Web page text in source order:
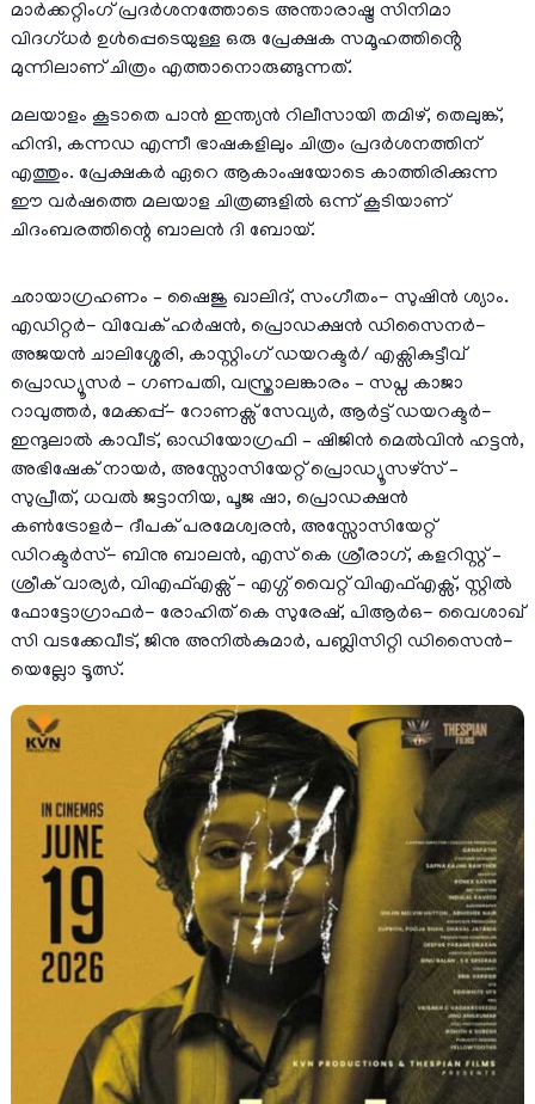
മാർക്കറ്റിംഗ് പ്രദർശനത്തോടെ അന്താരാഷ്ട്ര സിനിമാ
വിദഗ്ധർ ഉൾപ്പെടെയുള്ള ഒരു പ്രേക്ഷക സമൂഹത്തിൻ്റെ
മുന്നിലാണ് ചിത്രം എത്താനൊരുങ്ങുന്നത്.
മലയാളം കൂടാതെ പാൻ ഇന്ത്യൻ റിലീസായി തമിഴ്, തെലുങ്ക്,
ഹിന്ദി, കന്നഡ എന്നീ ഭാഷകളിലും ചിത്രം പ്രദർശനത്തിന്
എത്തും. പ്രേക്ഷകർ ഏറെ ആകാംഷയോടെ കാത്തിരിക്കുന്ന
ഈ വർഷത്തെ മലയാള ചിത്രങ്ങളിൽ ഒന്ന് കൂടിയാണ്
ചിദംബരത്തിന്റെ ബാലൻ ദി ബോയ്.
ഛായാഗ്രഹണം – ഷൈജു ഖാലിദ്, സംഗീതം- സുഷിൻ ശ്യാം.
എഡിറ്റർ- വിവേക് ഹർഷൻ, പ്രൊഡക്ഷൻ ഡിസൈനർ-
അജയൻ ചാലിശ്ശേരി, കാസ്റ്റിംഗ് ഡയറക്ടർ/ എക്സികുട്ടീവ്
പ്രൊഡ്യൂസർ – ഗണപതി, വസ്ത്രാലങ്കാരം – സപ്ന കാജാ
റാവുത്തർ, മേക്കപ്പ്- റോണക്സ് സേവ്യർ, ആർട്ട് ഡയറക്ടർ-
ഇന്ദുലാൽ കാവീട്, ഓഡിയോഗ്രഫി – ഷിജിൻ മെൽവിൻ ഹട്ടൻ,
അഭിഷേക് നായർ, അസ്സോസിയേറ്റ് പ്രൊഡ്യൂസഴ്സ് –
സുപ്രീത്, ധവൽ ജട്ടാനിയ, പൂജ ഷാ, പ്രൊഡക്ഷൻ
കൺട്രോളർ- ദീപക് പരമേശ്വരൻ, അസ്സോസിയേറ്റ്
ഡിറക്ടർസ്- ബിനു ബാലൻ, എസ് കെ ശ്രീരാഗ്, കളറിസ്റ്റ് –
ശ്രീക് വാര്യർ, വിഎഫ്എക്സ് – എഗ്ഗ് വൈറ്റ് വിഎഫ്എക്സ്, സ്റ്റിൽ
ഫോട്ടോഗ്രാഫർ- രോഹിത് കെ സുരേഷ്, പിആർഒ- വൈശാഖ്
സി വടക്കേവീട്, ജിനു അനിൽകുമാർ, പബ്ലിസിറ്റി ഡിസൈൻ-
യെല്ലോ ടൂത്സ്.